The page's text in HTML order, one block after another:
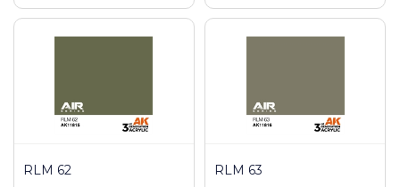
RLM 62 RLM 63